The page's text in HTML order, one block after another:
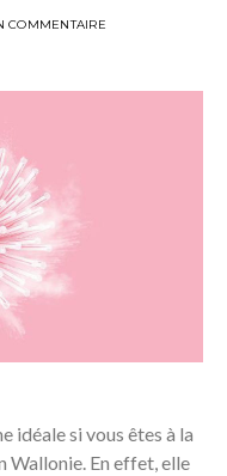
COMMENTAIRE
idéale si vous êtes à la
Wallonie. En effet, elle